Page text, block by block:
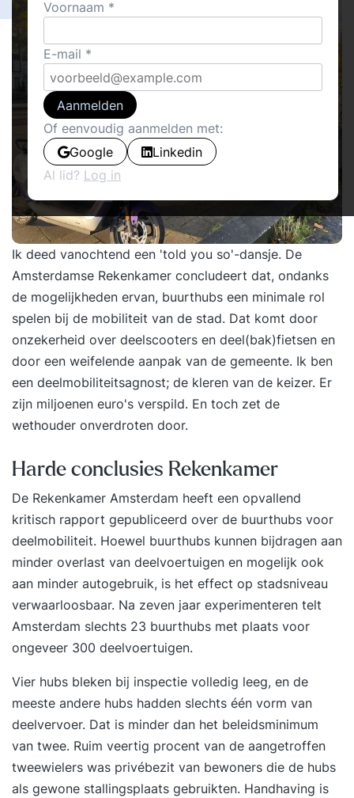
Ik deed vanochtend een 'told you so'-dansje. De
Amsterdamse Rekenkamer concludeert dat, ondanks
de mogelijkheden ervan, buurthubs een minimale rol
spelen bij de mobiliteit van de stad. Dat komt door
onzekerheid over deelscooters en deel(bak)fietsen en
door een weifelende aanpak van de gemeente. Ik ben
een deelmobiliteitsagnost; de kleren van de keizer. Er
zijn miljoenen euro's verspild. En toch zet de
wethouder onverdroten door.
Harde conclusies Rekenkamer
De Rekenkamer Amsterdam heeft een opvallend
kritisch rapport gepubliceerd over de buurthubs voor
deelmobiliteit. Hoewel buurthubs kunnen bijdragen aan
minder overlast van deelvoertuigen en mogelijk ook
aan minder autogebruik, is het effect op stadsniveau
verwaarloosbaar. Na zeven jaar experimenteren telt
Amsterdam slechts 23 buurthubs met plaats voor
ongeveer 300 deelvoertuigen.
Vier hubs bleken bij inspectie volledig leeg, en de
meeste andere hubs hadden slechts één vorm van
deelvervoer. Dat is minder dan het beleidsminimum
van twee. Ruim veertig procent van de aangetroffen
tweewielers was privébezit van bewoners die de hubs
als gewone stallingsplaats gebruikten. Handhaving is
Voornaam
E-mail
Aanmelden
Of eenvoudig aanmelden met:
Google
Linkedin
Al lid? Log in